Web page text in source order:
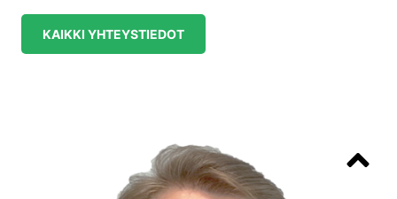
KAIKKI YHTEYSTIEDOT